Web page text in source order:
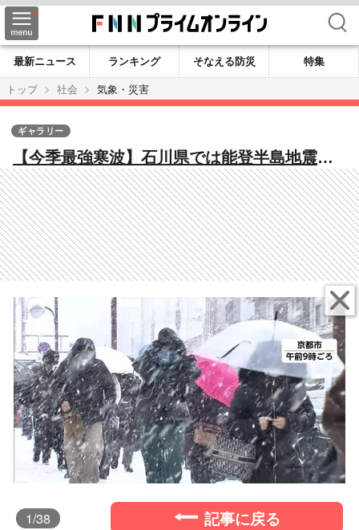
検索
最新ニュース ランキング そなえる防災
特集
トップ
社会 気象・災害
【今季最強寒波】石川県では能登半島地震で
半壊状態の納屋や解体予定の建物が雪で倒
壊 山口県では車数十台が一時立ち往生 新
幹線の遅延や航空機の欠航などにも影響が
ギャラリー
1/38 記事に戻る